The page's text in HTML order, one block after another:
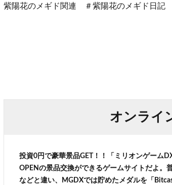
紫陽花のメギド関連 ＃紫陽花のメギド日記
オンライ
投資0円で豪華景品GET！！「ミリオンゲーム
OPENの景品交換ができるゲームサイトだよ。
などと違い、MGDXでは貯めたメダルを「